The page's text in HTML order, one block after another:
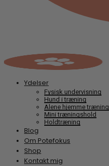
Ydelser
Fysisk undervisning
Hund i træning
Alene hjemme træning
Mini træningshold
Holdtræning
Blog
Om Potefokus
Shop
Kontakt mig